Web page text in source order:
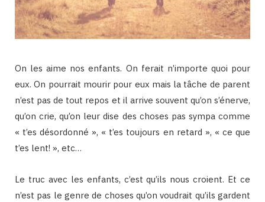
On les aime nos enfants. On ferait n’importe quoi pour
eux. On pourrait mourir pour eux mais la tâche de parent
n’est pas de tout repos et il arrive souvent qu’on s’énerve,
qu’on crie, qu’on leur dise des choses pas sympa comme
« t’es désordonné », « t’es toujours en retard », « ce que
t’es lent! », etc…
Le truc avec les enfants, c’est qu’ils nous croient. Et ce
n’est pas le genre de choses qu’on voudrait qu’ils gardent